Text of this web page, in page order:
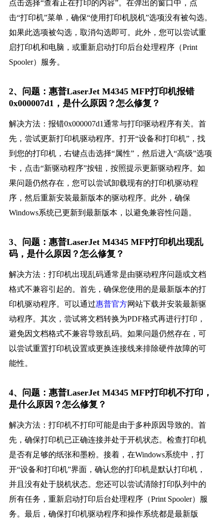
点击选择“查看正在打印的内容”。在弹出的窗口中，点
击“打印机”菜单，确保“使用打印机脱机”选项没有被勾选。
如果此选项被勾选，取消勾选即可。此外，您可以尝试重
启打印机和电脑，或重新启动打印后台处理程序（Print
Spooler）服务。
2、问题：惠普LaserJet M4345 MFP打印机报错
0x000007d1，是什么原因？怎么修复？
解决方法：报错0x000007d1通常与打印驱动程序有关。首
先，尝试更新打印机驱动程序。打开“设备和打印机”，找
到您的打印机，右键点击选择“属性”，然后进入“高级”选项
卡，点击“新驱动程序”按钮，按照提示更新驱动程序。如
果问题仍然存在，您可以尝试卸载现有的打印机驱动程
序，然后重新安装最新版本的驱动程序。此外，确保
Windows系统已更新到最新版本，以避免兼容性问题。
3、问题：惠普LaserJet M4345 MFP打印机出现乱
码，是什么原因？怎么修复？
解决方法：打印机出现乱码通常是由驱动程序问题或文档
格式不兼容引起的。首先，确保您使用的是最新版本的打
印机驱动程序。可以通过惠普官方网站下载并安装最新驱
动程序。其次，尝试将文档转换为PDF格式再进行打印，
避免因文档格式不兼容导致乱码。如果问题仍然存在，可
以尝试重置打印机设置或更换连接线来排除硬件故障的可
能性。
4、问题：惠普LaserJet M4345 MFP打印机不打印，
是什么原因？怎么修复？
解决方法：打印机不打印可能是由于多种原因导致的。首
先，确保打印机已正确连接并处于开机状态。检查打印机
是否有足够的纸张和墨粉。接着，在Windows系统中，打
开“设备和打印机”界面，确认您的打印机是默认打印机，
并且没有处于脱机状态。您还可以尝试清除打印队列中的
所有任务，重新启动打印后台处理程序（Print Spooler）服
务。最后，确保打印机驱动程序和操作系统都是最新版